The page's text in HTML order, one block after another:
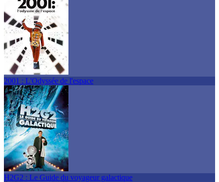
2001 : L'Odyssée de l'espace
H2G2 : Le Guide du voyageur galactique